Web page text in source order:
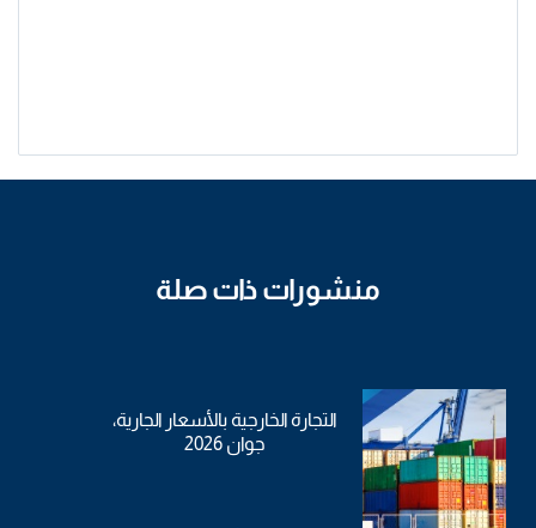
منشورات ذات صلة
التجارة الخارجية بالأسعار الجارية،
جوان 2026